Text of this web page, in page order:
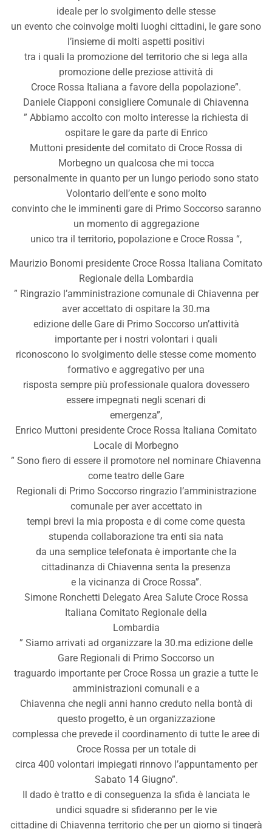
ideale per lo svolgimento delle stesse
un evento che coinvolge molti luoghi cittadini, le gare sono
l’insieme di molti aspetti positivi
tra i quali la promozione del territorio che si lega alla
promozione delle preziose attività di
Croce Rossa Italiana a favore della popolazione”.
Daniele Ciapponi consigliere Comunale di Chiavenna
” Abbiamo accolto con molto interesse la richiesta di
ospitare le gare da parte di Enrico
Muttoni presidente del comitato di Croce Rossa di
Morbegno un qualcosa che mi tocca
personalmente in quanto per un lungo periodo sono stato
Volontario dell’ente e sono molto
convinto che le imminenti gare di Primo Soccorso saranno
un momento di aggregazione
unico tra il territorio, popolazione e Croce Rossa “,
Maurizio Bonomi presidente Croce Rossa Italiana Comitato
Regionale della Lombardia
” Ringrazio l’amministrazione comunale di Chiavenna per
aver accettato di ospitare la 30.ma
edizione delle Gare di Primo Soccorso un’attività
importante per i nostri volontari i quali
riconoscono lo svolgimento delle stesse come momento
formativo e aggregativo per una
risposta sempre più professionale qualora dovessero
essere impegnati negli scenari di
emergenza”,
Enrico Muttoni presidente Croce Rossa Italiana Comitato
Locale di Morbegno
” Sono fiero di essere il promotore nel nominare Chiavenna
come teatro delle Gare
Regionali di Primo Soccorso ringrazio l’amministrazione
comunale per aver accettato in
tempi brevi la mia proposta e di come come questa
stupenda collaborazione tra enti sia nata
da una semplice telefonata è importante che la
cittadinanza di Chiavenna senta la presenza
e la vicinanza di Croce Rossa”.
Simone Ronchetti Delegato Area Salute Croce Rossa
Italiana Comitato Regionale della
Lombardia
” Siamo arrivati ad organizzare la 30.ma edizione delle
Gare Regionali di Primo Soccorso un
traguardo importante per Croce Rossa un grazie a tutte le
amministrazioni comunali e a
Chiavenna che negli anni hanno creduto nella bontà di
questo progetto, è un organizzazione
complessa che prevede il coordinamento di tutte le aree di
Croce Rossa per un totale di
circa 400 volontari impiegati rinnovo l’appuntamento per
Sabato 14 Giugno”.
Il dado è tratto e di conseguenza la sfida è lanciata le
undici squadre si sfideranno per le vie
cittadine di Chiavenna territorio che per un giorno si tingerà